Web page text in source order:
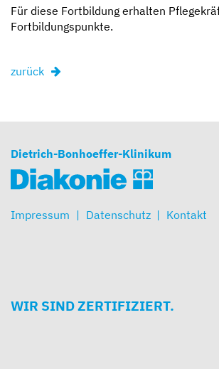
Für diese Fortbildung erhalten
Fortbildungspunkte.
zurück
Dietrich-Bonhoeffer-Klinikum
Impressum Datenschutz Kontakt
WIR SIND ZERTIFIZIERT.